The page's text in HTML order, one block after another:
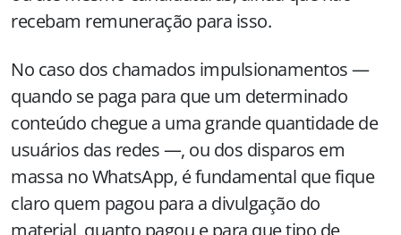
recebam remuneração para isso.
No caso dos chamados impulsionamentos —
quando se paga para que um determinado
conteúdo chegue a uma grande quantidade de
usuários das redes —, ou dos disparos em
massa no WhatsApp, é fundamental que fique
claro quem pagou para a divulgação do
material, quanto pagou e para que tipo de